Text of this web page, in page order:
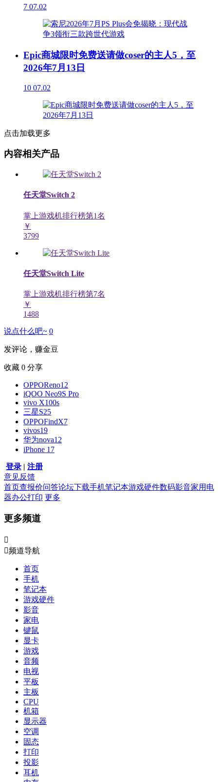
7 07.02
Epic商城限时免费送请做coser的主人5，至
2026年7月13日
10 07.02
点击加载更多
内容相关产品
任天堂Switch 2
掌上游戏机排行榜第1名
￥
3799
任天堂Switch Lite
掌上游戏机排行榜第7名
￥
1488
说点什么吧~ 0
发评论，赚金豆
收藏 0 分享
OPPOReno12
iQOO Neo9S Pro
vivo X100s
三星S25
OPPOFindX7
vivos19
华为nova12
iPhone 17
登录 | 注册
意见反馈
首页查报价问答论坛下载手机笔记本游戏硬件数码影音家用电
器办公打印 更多
更多频道

频道导航
首页
手机
笔记本
游戏硬件
影音
家电
键鼠
显卡
游戏
音频
电视
平板
主板
CPU
机箱
显示器
空调
固态
打印
投影
耳机